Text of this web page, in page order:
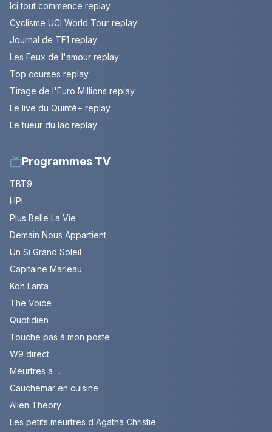
Ici tout commence replay
Cyclisme UCI World Tour replay
Journal de TF1 replay
Les Feux de l'amour replay
Top courses replay
Tirage de l'Euro Millions replay
Le live du Quinté+ replay
Le tueur du lac replay
Programmes TV
TBT9
HPI
Plus Belle La Vie
Demain Nous Appartient
Un Si Grand Soleil
Capitaine Marleau
Koh Lanta
The Voice
Quotidien
Touche pas à mon poste
W9 direct
Meurtres a ...
Cauchemar en cuisine
Alien Theory
Les petits meurtres d'Agatha Christie